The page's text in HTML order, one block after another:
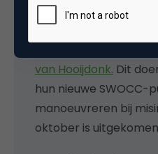
“Ontmaskerd: de
waarin vier
van Hooijdonk. Dit
hun nieuwe SWOCC-
manoeuvreren bij
oktober is